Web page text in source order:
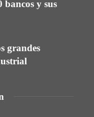
bancos y sus
grandes